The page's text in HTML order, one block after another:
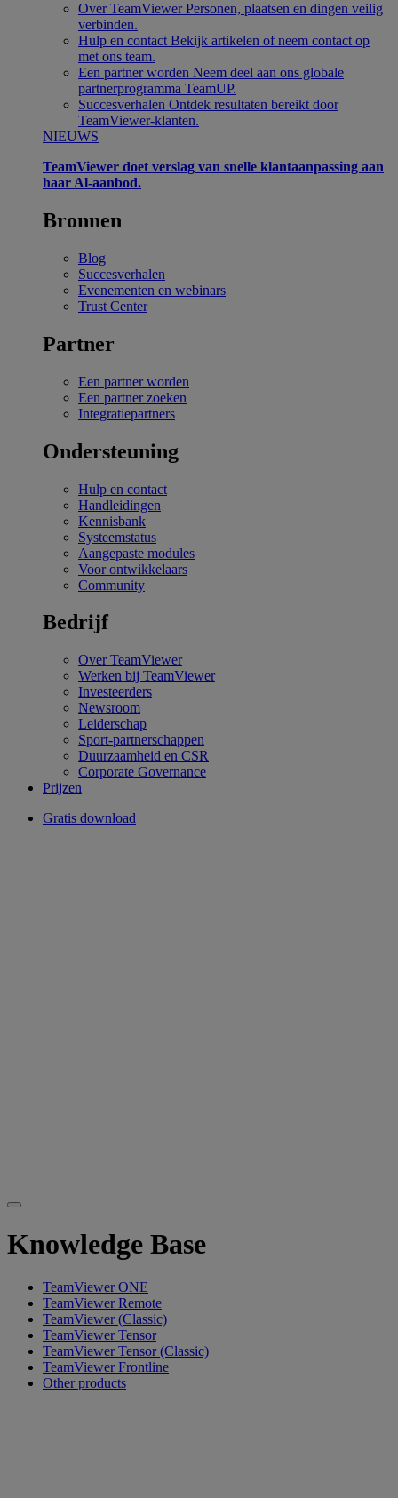
Over TeamViewer Personen, plaatsen en dingen veilig
verbinden.
Hulp en contact Bekijk artikelen of neem contact op
met ons team.
Een partner worden Neem deel aan ons globale
partnerprogramma TeamUP.
Succesverhalen Ontdek resultaten bereikt door
TeamViewer-klanten.
NIEUWS
TeamViewer doet verslag van snelle klantaanpassing aan
haar Al-aanbod.
Bronnen
Blog
Succesverhalen
Evenementen en webinars
Trust Center
Partner
Een partner worden
Een partner zoeken
Integratiepartners
Ondersteuning
Hulp en contact
Handleidingen
Kennisbank
Systeemstatus
Aangepaste modules
Voor ontwikkelaars
Community
Bedrijf
Over TeamViewer
Werken bij TeamViewer
Investeerders
Newsroom
Leiderschap
Sport-partnerschappen
Duurzaamheid en CSR
Corporate Governance
Prijzen
Gratis download
Knowledge Base
TeamViewer ONE
TeamViewer Remote
TeamViewer (Classic)
TeamViewer Tensor
TeamViewer Tensor (Classic)
TeamViewer Frontline
Other products